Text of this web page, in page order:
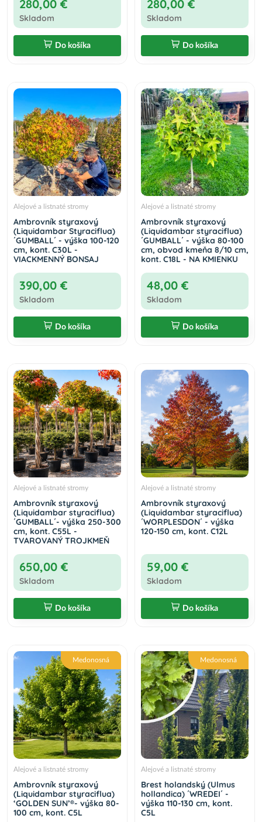
280,00 €
Skladom
Do košíka
280,00 €
Skladom
Do košíka
Alejové a listnaté stromy
Ambrovník styraxový
(Liquidambar Styraciflua)
´GUMBALL´ - výška 100-120
cm, kont. C30L -
VIACKMENNÝ BONSAJ
390,00 €
Skladom
Do košíka
Alejové a listnaté stromy
Ambrovník styraxový
(Liquidambar styraciflua)
´GUMBALL´ - výška 80-100
cm, obvod kmeňa 8/10 cm,
kont. C18L - NA KMIENKU
48,00 €
Skladom
Do košíka
Alejové a listnaté stromy
Ambrovník styraxový
(Liquidambar styraciflua)
´GUMBALL´- výška 250-300
cm, kont. C55L -
TVAROVANÝ TROJKMEŇ
650,00 €
Skladom
Do košíka
Alejové a listnaté stromy
Ambrovník styraxový
(Liquidambar styraciflua)
´WORPLESDON´ - výška
120-150 cm, kont. C12L
59,00 €
Skladom
Do košíka
Medonosná
Alejové a listnaté stromy
Ambrovník styraxový
(Liquidambar styraciflua)
‘GOLDEN SUN’®- výška 80-
100 cm, kont. C5L
Medonosná
Alejové a listnaté stromy
Brest holandský (Ulmus
hollandica) ´WREDEI´ -
výška 110-130 cm, kont.
C5L